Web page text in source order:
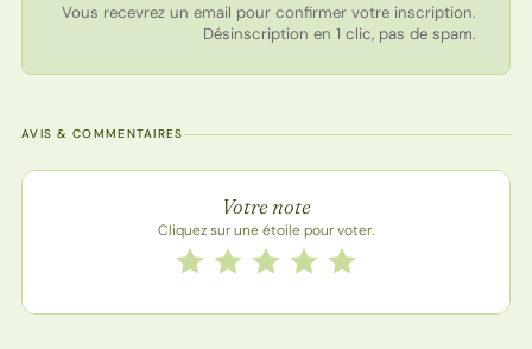
Vous recevrez un email pour confirmer votre inscription.
Désinscription en 1 clic, pas de spam.
AVIS & COMMENTAIRES
Note de la recette
Votre note
Cliquez sur une étoile pour voter.
Notez cette recette de 1 à 5 étoiles
5 étoiles
4 étoiles
3 étoiles
2 étoiles
1 étoile